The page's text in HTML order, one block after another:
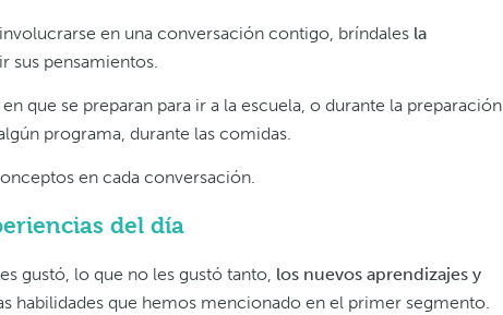
en una conversación contigo, bríndales la
sus pensamientos.
que se preparan para ir a la escuela, o durante la preparación
programa, durante las comidas.
en cada conversación.
del día
gustó, lo que no les gustó tanto, los nuevos aprendizajes y
habilidades que hemos mencionado en el primer segmento.